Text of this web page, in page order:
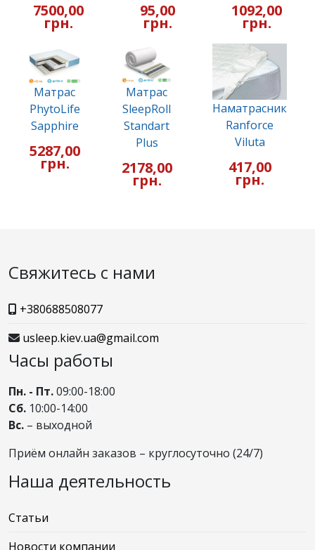
7500,00
грн.
95,00
грн.
1092,00
грн.
Матрас
PhytoLife
Sapphire
5287,00
грн.
Матрас
SleepRoll
Standart
Plus
2178,00
грн.
Наматрасник
Ranforce
Viluta
417,00
грн.
Свяжитесь с нами
+380688508077
usleep.kiev.ua@gmail.com
Часы работы
Пн. - Пт.09:00-18:00
Сб. 10:00-14:00
Вс. – выходной
Приём онлайн заказов – круглосуточно (24/7)
Наша деятельность
Статьи
Новости компании